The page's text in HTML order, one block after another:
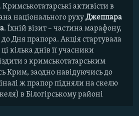
активісти в
національного рухуДжеппара
. Їхній візит – частина марафону,
Дня прапора. Акція стартувала
кілька днів її учасники
з кримськотатарським
Крим, заодно навідуючись до
ж прапор підняли на скелю
в Білогірському районі